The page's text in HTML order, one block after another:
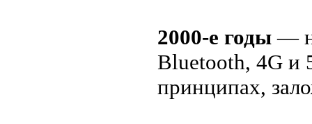
2000-е годы —
Bluetooth, 4G и
принципах,